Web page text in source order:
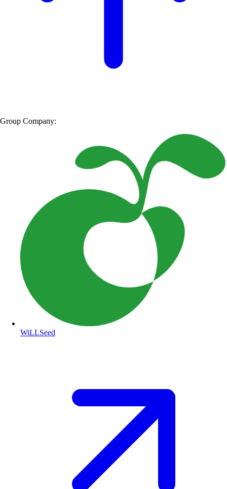
Group Company:
WiLLSeed